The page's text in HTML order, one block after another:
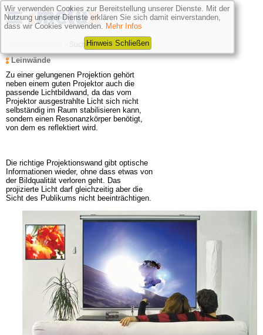
Leinwände
Zu einer gelungenen Projektion gehört
neben einem guten Projektor auch die
passende Lichtbildwand, da das vom
Projektor ausgestrahlte Licht sich nicht
selbständig im Raum stabilisieren kann,
sondern einen Resonanzkörper benötigt,
von dem es reflektiert wird.
Die richtige Projektionswand gibt optische
Informationen wieder, ohne dass etwas von
der Bildqualität verloren geht. Das
projizierte Licht darf gleichzeitig aber die
Sicht des Publikums nicht beeinträchtigen.
Wir verwenden Cookies zur Bereitstellung unserer Dienste. Mit der
Nutzung unserer Dienste erklären Sie sich damit einverstanden,
dass wir Cookies verwenden. Mehr Infos
Hinweis Schließen